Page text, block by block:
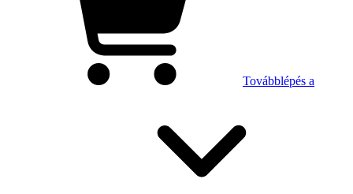
Továbblépés a